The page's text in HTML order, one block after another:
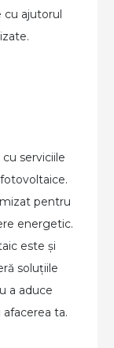
cu ajutorul
serviciile
pentru
energetic.
este și
soluțiile
a aduce
ta.